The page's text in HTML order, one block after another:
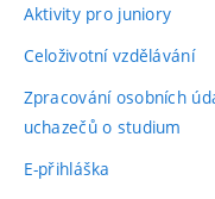
Aktivity pro juniory
Celoživotní vzdělávání
Zpracování osobních
uchazečů o studium
E-přihláška